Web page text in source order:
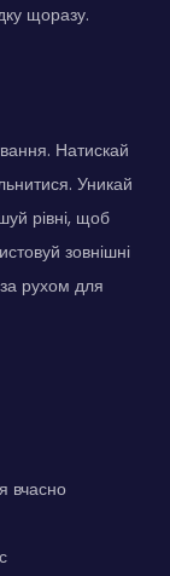
щоразу.
Натискай
Уникай
рівні, щоб
зовнішні
рухом для
вчасно